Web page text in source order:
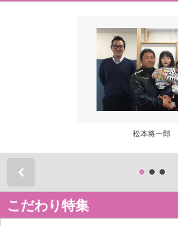
松本将一郎
こだわり特集